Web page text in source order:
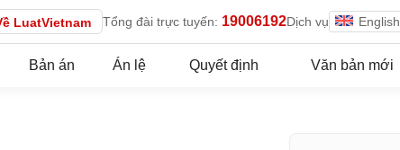
LuatVietnam Tổng đài trực tuyến: 19006192Dịch vụ English
Bản án Án lệ Quyết định Văn bản mới